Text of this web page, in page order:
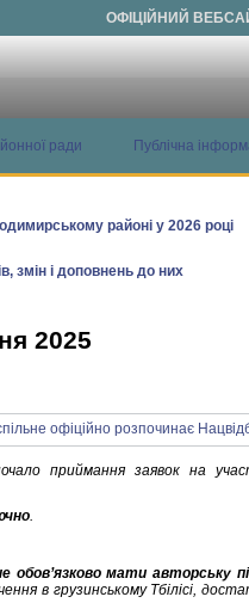
ОФІЦІЙНИЙ
ради
Публічна
районі у 2026 році
змін і доповнень до них
2025
приймання заявок на
.
обов’язково мати авторську
в грузинському Тбілісі,